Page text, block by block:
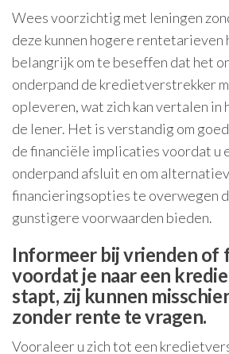
Wees voorzichtig met leningen
deze kunnen hogere rentetarieven
belangrijk om te beseffen dat het
onderpand de kredietverstrekker
opleveren, wat zich kan vertalen in
de lener. Het is verstandig om
de financiële implicaties voordat u
onderpand afsluit en om
financieringsopties te overwegen
gunstigere voorwaarden bieden.
Informeer bij vrienden of
voordat je naar een
stapt, zij kunnen
zonder rente te vragen.
Vooraleer u zich tot een